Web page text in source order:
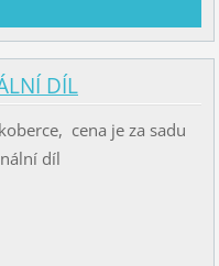
DÍL
cena je za sadu
díl